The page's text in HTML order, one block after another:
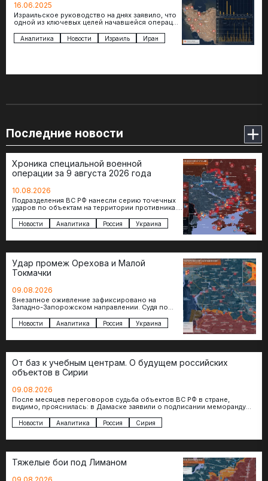
16.06.2025
Израильское руководство на днях заявило, что
одной из ключевых целей начавшейся операции
действующего государственного строя. И…
Аналитика Новости Израиль Иран
Последние новости
Хроника специальной военной
операции за 9 августа 2026 года
10.08.2026
Подразделения ВС РФ нанесли серию точечных
ударов по объектам на территории противника.
особо…
Новости Аналитика Россия Украина
Удар промеж Орехова и Малой
Токмачки
09.08.2026
Внезапное оживление зафиксировано на
Западно-Запорожском направлении. Судя по
подразделения предприняли рывок в сторону
западных окраин Малой Токмачки…
Новости Аналитика Россия Украина
От баз к учебным центрам. О будущем российских
объектов в Сирии
09.08.2026
После месяцев переговоров судьба объектов ВС РФ в стране,
видимо, прояснилась: в Дамаске заявили о подписании меморандума
Новости Аналитика Россия Сирия
Тяжелые бои под Лиманом